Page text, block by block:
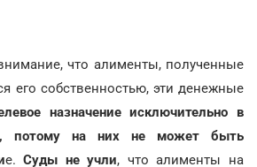
что алименты, полученные
его собственностью, эти денежные
назначение исключительно в
потому на них не может быть
е.Суды не учли, что алименты на